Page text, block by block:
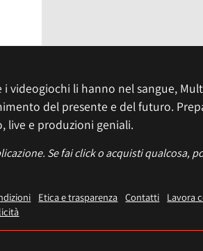
videogiochi li hanno nel sangue,
del presente e del futuro.
live e produzioni geniali.
Se fai click o acquisti qualcosa,
Etica e trasparenza Contatti
Lavora